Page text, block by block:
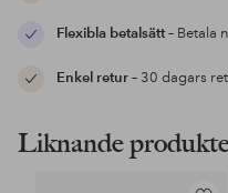
Flexibla betalsätt– Betala
Enkel retur– 30 dagars
Liknande